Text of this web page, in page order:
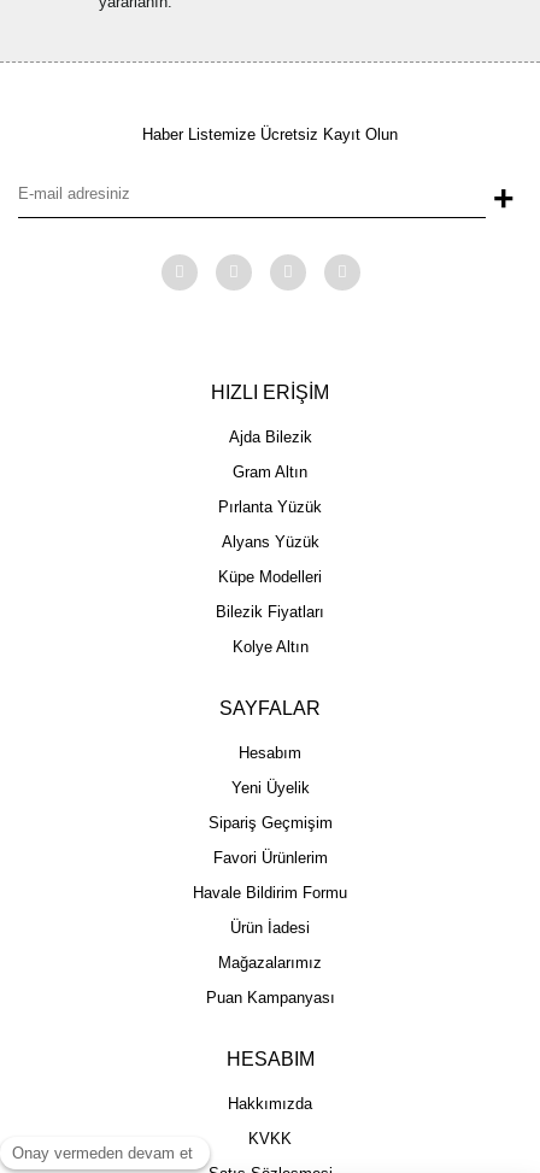
Haber Listemize Ücretsiz Kayıt Olun
+
HIZLI ERİŞİM
Ajda Bilezik
Gram Altın
Pırlanta Yüzük
Alyans Yüzük
Küpe Modelleri
Bilezik Fiyatları
Kolye Altın
SAYFALAR
Hesabım
Yeni Üyelik
Sipariş Geçmişim
Favori Ürünlerim
Havale Bildirim Formu
Ürün İadesi
Mağazalarımız
Puan Kampanyası
HESABIM
Hakkımızda
KVKK